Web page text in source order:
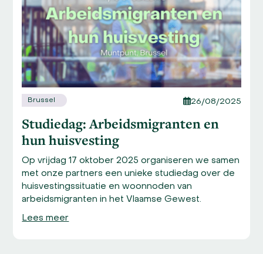
arrow
keys
access
the
carousel
buttons
Brussel 26/08/2025
Studiedag: Arbeidsmigranten en
hun huisvesting
Op vrijdag 17 oktober 2025 organiseren we samen
met onze partners een unieke studiedag over de
huisvestingssituatie en woonnoden van
arbeidsmigranten in het Vlaamse Gewest.
Lees meer